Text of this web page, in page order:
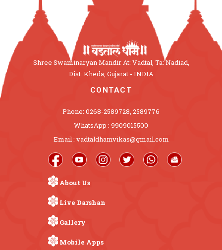
Shree Swaminaryan Mandir At: Vadtal, Ta: Nadiad,
Dist: Kheda, Gujarat - INDIA
CONTACT
Phone: 0268-2589728, 2589776
WhatsApp : 9909015500
Email : vadtaldhamvikas@gmail.com
About Us
Live Darshan
Gallery
Mobile Apps